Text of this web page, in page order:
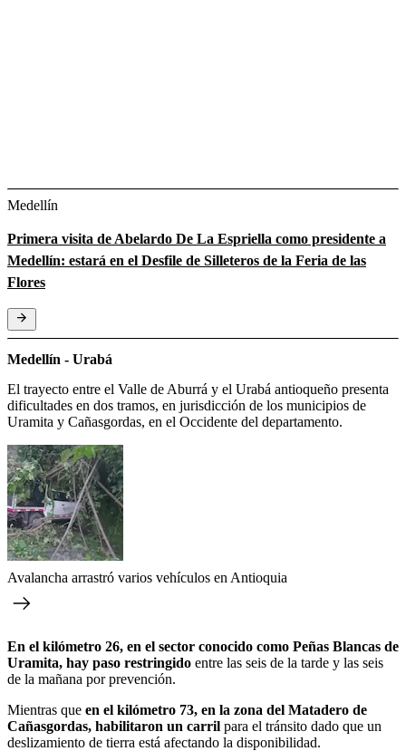
Medellín
Primera visita de Abelardo De La Espriella como presidente a
Medellín: estará en el Desfile de Silleteros de la Feria de las
Flores
Medellín - Urabá
El trayecto entre el Valle de Aburrá y el Urabá antioqueño presenta
dificultades en dos tramos, en jurisdicción de los municipios de
Uramita y Cañasgordas, en el Occidente del departamento.
Avalancha arrastró varios vehículos en Antioquia
En el kilómetro 26, en el sector conocido como Peñas Blancas de
Uramita, hay paso restringido entre las seis de la tarde y las seis
de la mañana por prevención.
Mientras que en el kilómetro 73, en la zona del Matadero de
Cañasgordas, habilitaron un carril para el tránsito dado que un
deslizamiento de tierra está afectando la disponibilidad.